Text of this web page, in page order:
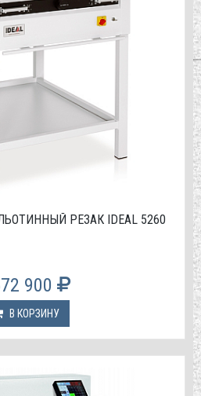
РЕЗАК IDEAL 5260
900
В КОРЗИНУ